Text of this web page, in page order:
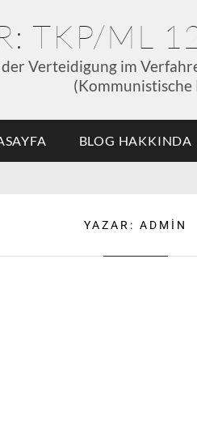
TKP/ML
Verteidigung im
BLOG HAKKINDA
YAZAR: ADMIN